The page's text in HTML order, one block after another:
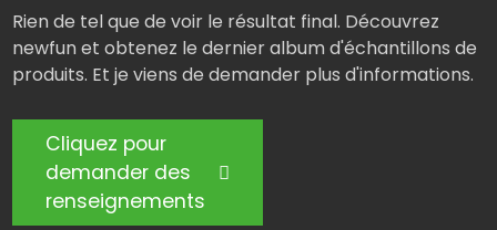
Rien de tel que de voir le résultat final. Découvrez
newfun et obtenez le dernier album d'échantillons de
produits. Et je viens de demander plus d'informations.
Cliquez pour
demander des
renseignements